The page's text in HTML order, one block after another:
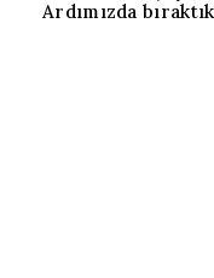
Ardımızda
özgürlüğüne,